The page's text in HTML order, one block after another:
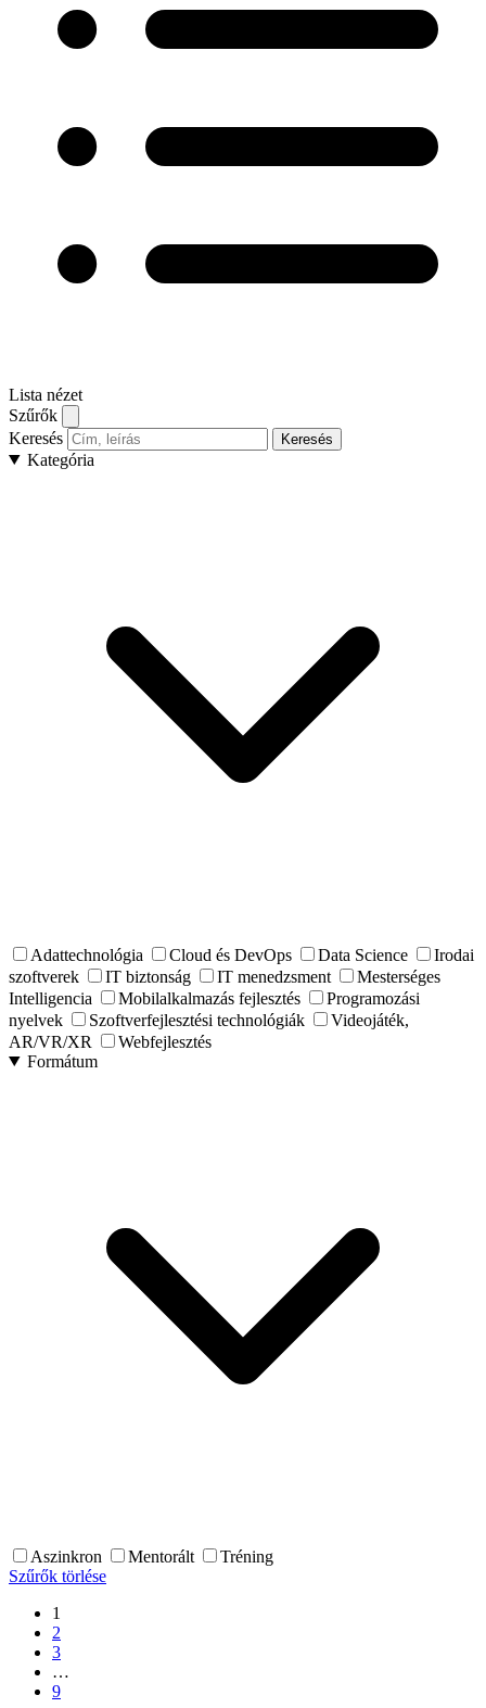
Lista nézet
Szűrők
Keresés
Keresés
Kategória
Adattechnológia Cloud és DevOps Data Science
Irodai
szoftverek
IT biztonság IT menedzsment
Mesterséges
Intelligencia
Mobilalkalmazás fejlesztés
Programozási
nyelvek
Szoftverfejlesztési technológiák
Videojáték,
AR/VR/XR
Webfejlesztés
Formátum
Aszinkron Mentorált
Tréning
Szűrők törlése
1
2
3
…
9